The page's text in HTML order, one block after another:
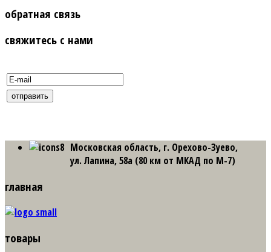
обратная связь
свяжитесь с нами
Московская область, г. Орехово-Зуево,
ул. Лапина, 58а (80 км от МКАД по М-7)
главная
товары